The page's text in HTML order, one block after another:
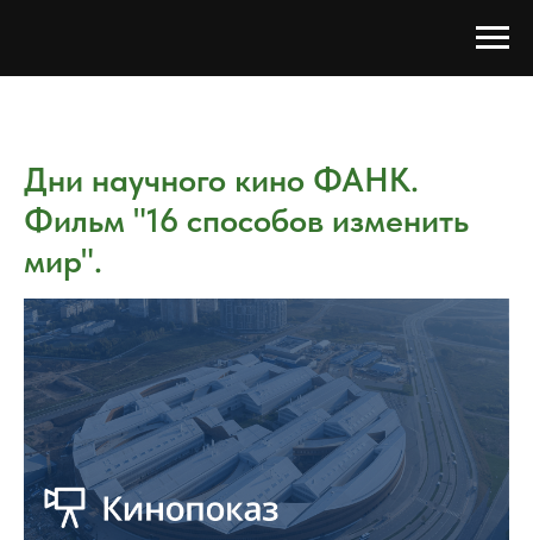
Дни научного кино ФАНК.
Фильм "16 способов изменить
мир".